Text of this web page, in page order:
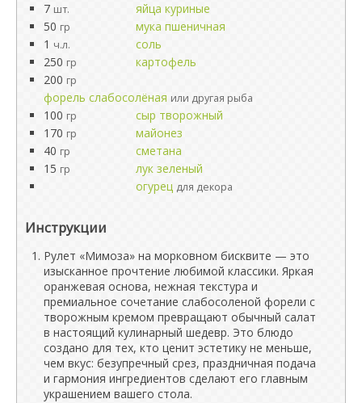
7 шт.
яйца куриные
50 гр
мука пшеничная
1 ч.л.
соль
250 гр
картофель
200 гр
форель слабосолёная или другая рыба
100 гр
сыр творожный
170 гр
майонез
40 гр
сметана
15 гр
лук зеленый
огурец для декора
Инструкции
Рулет «Мимоза» на морковном бисквите — это
изысканное прочтение любимой классики. Яркая
оранжевая основа, нежная текстура и
премиальное сочетание слабосоленой форели с
творожным кремом превращают обычный салат
в настоящий кулинарный шедевр. Это блюдо
создано для тех, кто ценит эстетику не меньше,
чем вкус: безупречный срез, праздничная подача
и гармония ингредиентов сделают его главным
украшением вашего стола.